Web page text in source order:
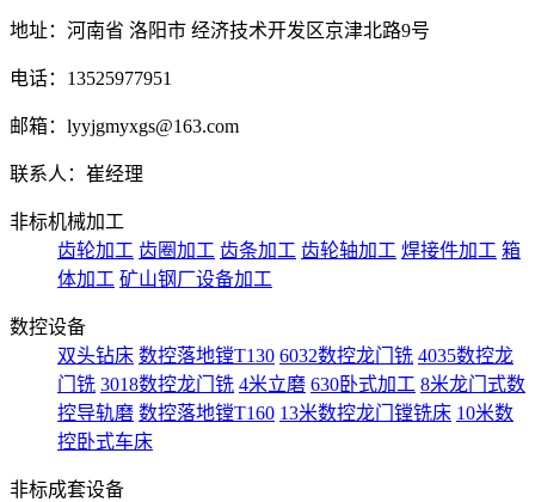
地址：河南省 洛阳市 经济技术开发区京津北路9号
电话：13525977951
邮箱：lyyjgmyxgs@163.com
联系人：崔经理
非标机械加工
齿轮加工 齿圈加工 齿条加工 齿轮轴加工 焊接件加工 箱
体加工 矿山钢厂设备加工
数控设备
双头钻床 数控落地镗T130 6032数控龙门铣 4035数控龙
门铣 3018数控龙门铣 4米立磨 630卧式加工 8米龙门式数
控导轨磨 数控落地镗T160 13米数控龙门镗铣床 10米数
控卧式车床
非标成套设备